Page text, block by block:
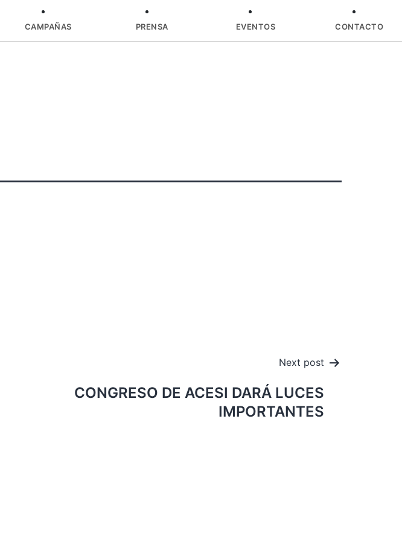
CAMPAÑAS PRENSA EVENTOS CONTACTO
Next post
CONGRESO DE ACESI DARÁ LUCES
IMPORTANTES